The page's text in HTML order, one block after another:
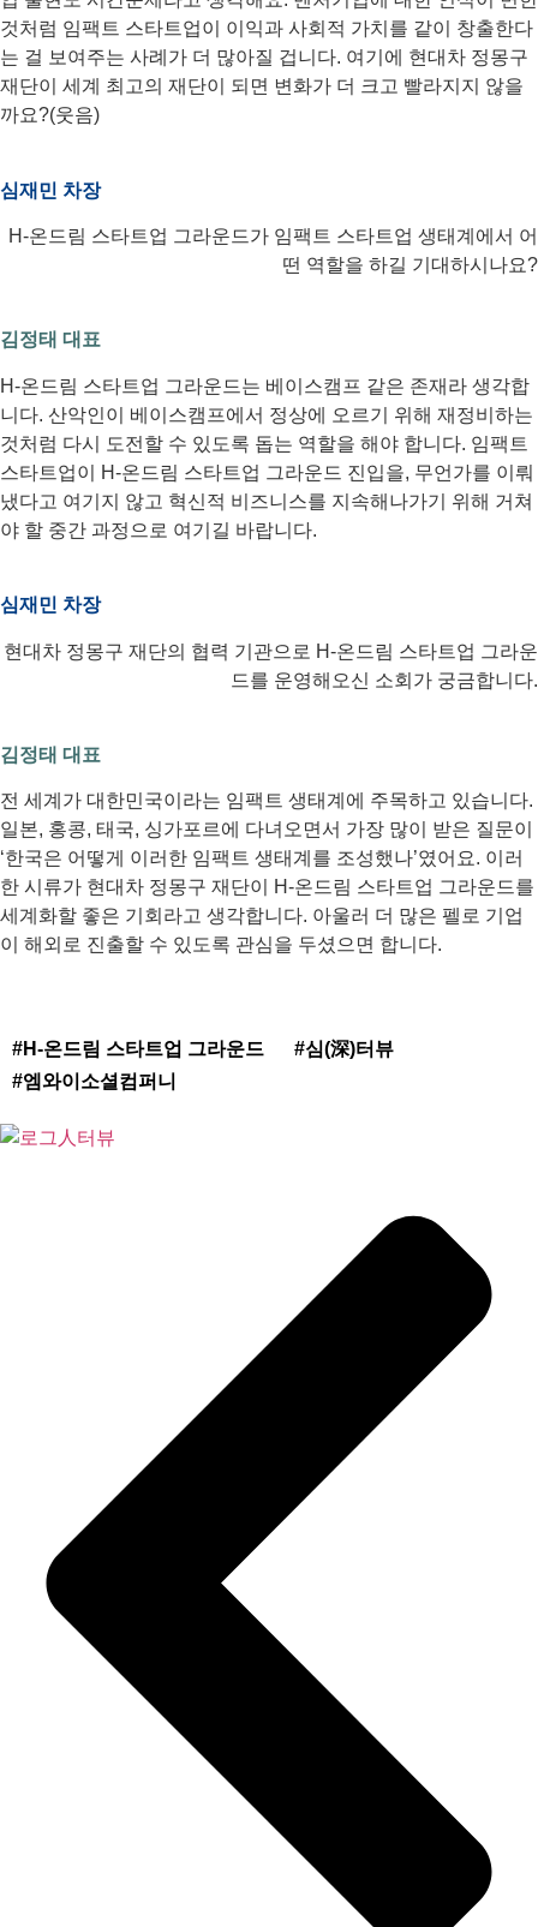
것처럼 임팩트 스타트업이 이익과 사회적 가치를 같이 창출한다
는 걸 보여주는 사례가 더 많아질 겁니다. 여기에 현대차 정몽구
재단이 세계 최고의 재단이 되면 변화가 더 크고 빨라지지 않을
까요?(웃음)
심재민 차장
H-온드림 스타트업 그라운드가 임팩트 스타트업 생태계에서 어
떤 역할을 하길 기대하시나요?
김정태 대표
H-온드림 스타트업 그라운드는 베이스캠프 같은 존재라 생각합
니다. 산악인이 베이스캠프에서 정상에 오르기 위해 재정비하는
것처럼 다시 도전할 수 있도록 돕는 역할을 해야 합니다. 임팩트
스타트업이 H-온드림 스타트업 그라운드 진입을, 무언가를 이뤄
냈다고 여기지 않고 혁신적 비즈니스를 지속해나가기 위해 거쳐
야 할 중간 과정으로 여기길 바랍니다.
심재민 차장
현대차 정몽구 재단의 협력 기관으로 H-온드림 스타트업 그라운
드를 운영해오신 소회가 궁금합니다.
김정태 대표
전 세계가 대한민국이라는 임팩트 생태계에 주목하고 있습니다.
일본, 홍콩, 태국, 싱가포르에 다녀오면서 가장 많이 받은 질문이
‘한국은 어떻게 이러한 임팩트 생태계를 조성했나’였어요. 이러
한 시류가 현대차 정몽구 재단이 H-온드림 스타트업 그라운드를
세계화할 좋은 기회라고 생각합니다. 아울러 더 많은 펠로 기업
이 해외로 진출할 수 있도록 관심을 두셨으면 합니다.
#H-온드림 스타트업 그라운드
#심(深)터뷰
#엠와이소셜컴퍼니